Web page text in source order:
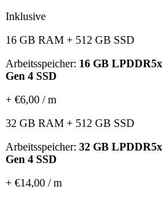
Inklusive
16 GB RAM + 512 GB SSD
Arbeitsspeicher: 16 GB LPDDR5x
Gen 4 SSD
+ €6,00 / m
32 GB RAM + 512 GB SSD
Arbeitsspeicher: 32 GB LPDDR5x
Gen 4 SSD
+ €14,00 / m